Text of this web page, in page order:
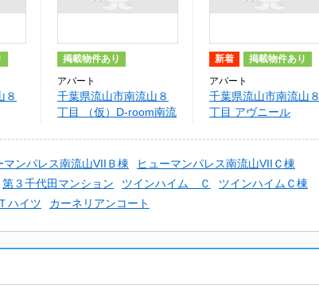
８
掲載物件あり
アパート
千葉県流山市南流山８
丁目 （仮）D-room南流
新着 掲載物件あり
アパート
千葉県流山市南流山８
丁目 アヴニール
マンパレス南流山VIIＢ棟
ヒューマンパレス南流山VIIＣ棟
第３千代田マンション ツインハイム Ｃ
ツインハイムＣ棟
ハイツ カーネリアンコート